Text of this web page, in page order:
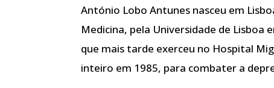
António Lobo Antunes nasceu em
Medicina, pela Universidade de Lisboa
que mais tarde exerceu no Hospital
inteiro em 1985, para combater a